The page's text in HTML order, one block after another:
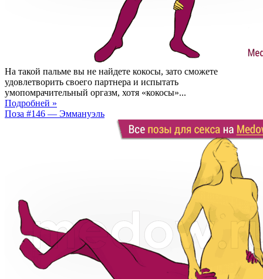
На такой пальме вы не найдете кокосы, зато сможете
удовлетворить своего партнера и испытать
умопомрачительный оргазм, хотя «кокосы»...
Подробней »
Поза #146 — Эммануэль